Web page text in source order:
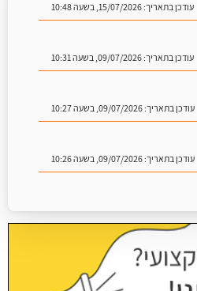
עודכן בתאריך:15/07/2026, בשעה 10:48
עודכן בתאריך:09/07/2026, בשעה 10:31
עודכן בתאריך:09/07/2026, בשעה 10:27
עודכן בתאריך:09/07/2026, בשעה 10:26
עודכן בתאריך:16/07/2026, בשעה 09:07